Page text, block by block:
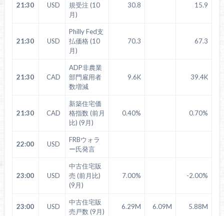
21:30 USD
規受注 (10
月)
30.8 15.9
21:30 USD
Philly Fed支
払価格 (10
月)
70.3 67.3
21:30 CAD
ADP非農業
部門雇用者
数増減
9.6K 39.4K
21:30 CAD
新築住宅価
格指数 (前月
比) (9月)
0.40% 0.70%
22:00 USD
FRBウォラ
ー氏発言
23:00 USD
中古住宅販
売 (前月比)
(9月)
7.00% -2.00%
23:00 USD
中古住宅販
売戸数 (9月)
6.29M 6.09M 5.88M